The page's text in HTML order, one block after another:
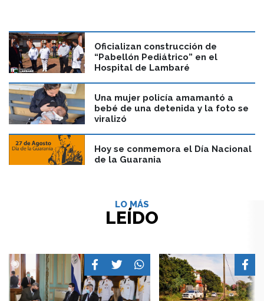
Oficializan construcción de
“Pabellón Pediátrico” en el
Hospital de Lambaré
Una mujer policía amamantó a
bebé de una detenida y la foto se
viralizó
Hoy se conmemora el Día Nacional
de la Guarania
LO MÁS
LEÍDO